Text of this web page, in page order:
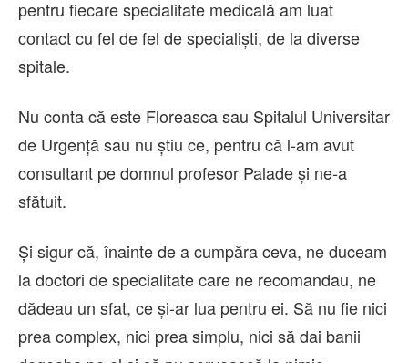
pentru fiecare specialitate medicală am luat
contact cu fel de fel de specialiști, de la diverse
spitale.
Nu conta că este Floreasca sau Spitalul Universitar
de Urgență sau nu știu ce, pentru că l-am avut
consultant pe domnul profesor Palade și ne-a
sfătuit.
Și sigur că, înainte de a cumpăra ceva, ne duceam
la doctori de specialitate care ne recomandau, ne
dădeau un sfat, ce și-ar lua pentru ei. Să nu fie nici
prea complex, nici prea simplu, nici să dai banii